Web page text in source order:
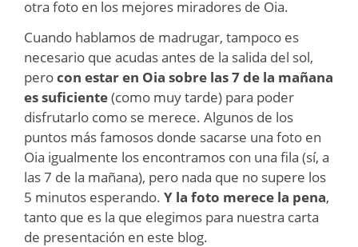
otra foto en los mejores miradores de Oia.
Cuando hablamos de madrugar, tampoco es
necesario que acudas antes de la salida del sol,
perocon estar en Oia sobre las 7 de la mañana
es suficiente(como muy tarde) para poder
disfrutarlo como se merece. Algunos de los
puntos más famosos donde sacarse una foto en
Oia igualmente los encontramos con una fila (sí, a
las 7 de la mañana), pero nada que no supere los
5 minutos esperando. Y la foto merece la pena,
tanto que es la que elegimos para nuestra carta
de presentación en este blog.